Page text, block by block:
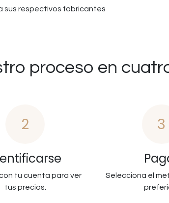
sus respectivos fabricantes
proceso en
2
tu cuenta para ver
tus precios.
3
Selecciona el